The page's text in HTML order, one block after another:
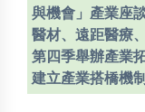
與機會」產業座
醫材、遠距醫療
第四季舉辦產業
建立產業搭橋機